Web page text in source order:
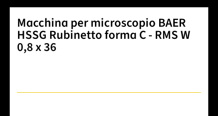
Macchina per microscopio BAER
HSSG Rubinetto forma C - RMS W
0,8 x 36